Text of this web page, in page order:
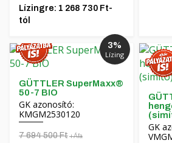
Lízingre: 1 268 730 Ft-
tól
3%
Lízing
GÜTTLER SuperMaxx®
50-7 BIO
GK azonosító:
KMGM2530120
7 694 500 Ft+Áfa
GK